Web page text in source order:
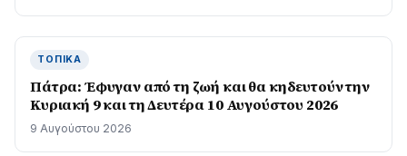
ΤΟΠΙΚΆ
Πάτρα: Έφυγαν από τη ζωή και θα κηδευτούν την
Κυριακή 9 και τη Δευτέρα 10 Αυγούστου 2026
9 Αυγούστου 2026